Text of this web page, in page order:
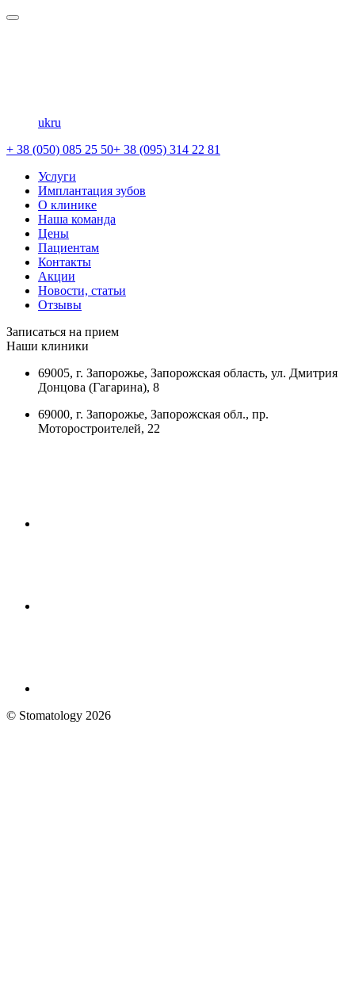
ukru
+ 38 (050) 085 25 50+ 38 (095) 314 22 81
Услуги
Имплантация зубов
О клинике
Наша команда
Цены
Пациентам
Контакты
Акции
Новости, статьи
Отзывы
Записаться на прием
Наши клиники
69005, г. Запорожье, Запорожская область, ул. Дмитрия
Донцова (Гагарина), 8
69000, г. Запорожье, Запорожская обл., пр.
Моторостроителей, 22
© Stomatology 2026